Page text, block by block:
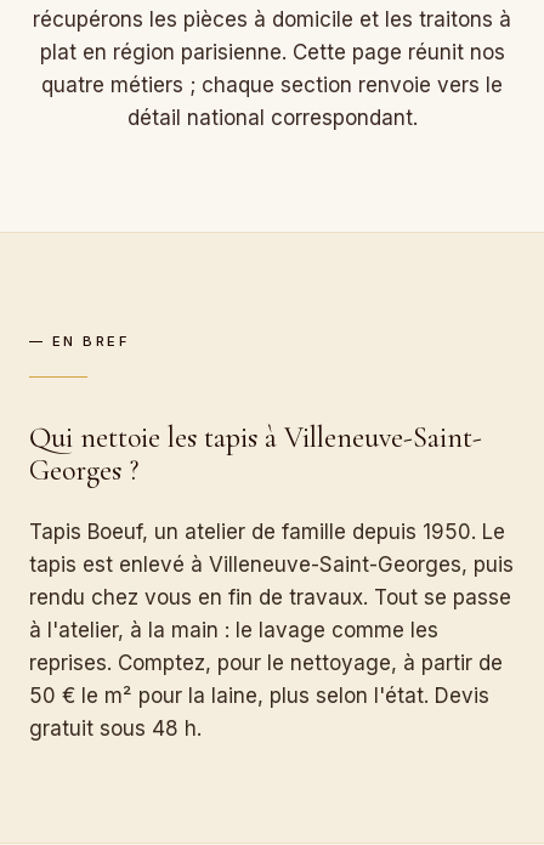
récupérons les pièces à domicile et les traitons à
plat en région parisienne. Cette page réunit nos
quatre métiers ; chaque section renvoie vers le
détail national correspondant.
— EN BREF
Qui nettoie les tapis à Villeneuve-Saint-
Georges ?
Tapis Boeuf, un atelier de famille depuis 1950. Le
tapis est enlevé à Villeneuve-Saint-Georges, puis
rendu chez vous en fin de travaux. Tout se passe
à l'atelier, à la main : le lavage comme les
reprises. Comptez, pour le nettoyage, à partir de
50 € le m² pour la laine, plus selon l'état. Devis
gratuit sous 48 h.